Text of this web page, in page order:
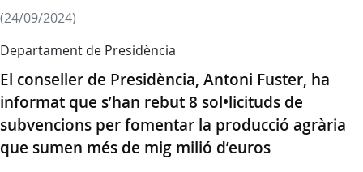
(24/09/2024)
Departament de Presidència
El conseller de Presidència, Antoni Fuster, ha
informat que s’han rebut 8 sol•licituds de
subvencions per fomentar la producció agrària
que sumen més de mig milió d’euros